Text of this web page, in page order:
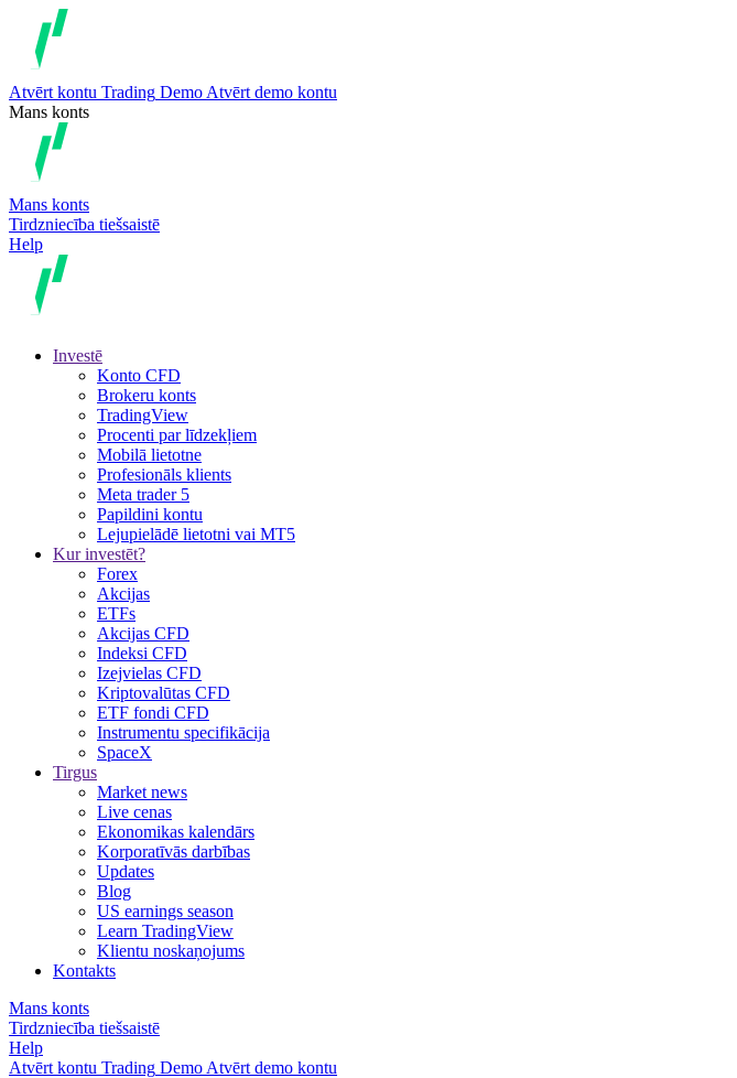
Atvērt kontu Trading Demo Atvērt demo kontu
Mans konts
Mans konts
Tirdzniecība tiešsaistē
Help
Investē
Konto CFD
Brokeru konts
TradingView
Procenti par līdzekļiem
Mobilā lietotne
Profesionāls klients
Meta trader 5
Papildini kontu
Lejupielādē lietotni vai MT5
Kur investēt?
Forex
Akcijas
ETFs
Akcijas CFD
Indeksi CFD
Izejvielas CFD
Kriptovalūtas CFD
ETF fondi CFD
Instrumentu specifikācija
SpaceX
Tirgus
Market news
Live cenas
Ekonomikas kalendārs
Korporatīvās darbības
Updates
Blog
US earnings season
Learn TradingView
Klientu noskaņojums
Kontakts
Mans konts
Tirdzniecība tiešsaistē
Help
Atvērt kontu Trading Demo Atvērt demo kontu